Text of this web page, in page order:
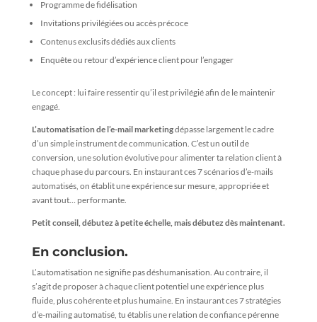
Programme de fidélisation
Invitations privilégiées ou accès précoce
Contenus exclusifs dédiés aux clients
Enquête ou retour d’expérience client pour l’engager
Le concept : lui faire ressentir qu’il est privilégié afin de le maintenir
engagé.
L’automatisation de l’e-mail marketingdépasse largement le cadre
d’un simple instrument de communication. C’est un outil de
conversion, une solution évolutive pour alimenter ta relation client à
chaque phase du parcours. En instaurant ces 7 scénarios d’e-mails
automatisés, on établit une expérience sur mesure, appropriée et
avant tout… performante.
Petit conseil, débutez à petite échelle, mais débutez dès maintenant.
En conclusion.
L’automatisation ne signifie pas déshumanisation. Au contraire, il
s’agit de proposer à chaque client potentiel une expérience plus
fluide, plus cohérente et plus humaine. En instaurant ces 7 stratégies
d’e-mailing automatisé, tu établis une relation de confiance pérenne